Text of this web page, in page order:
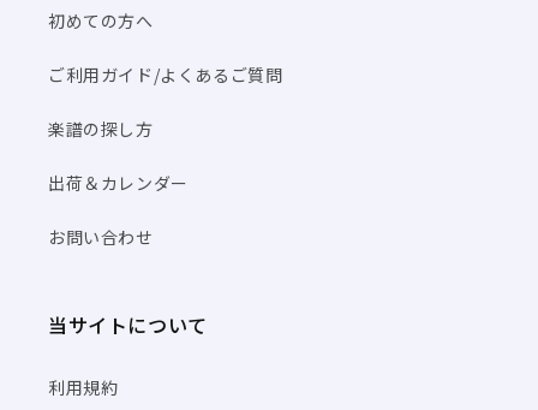
初めての方へ
ご利用ガイド/よくあるご質問
楽譜の探し方
出荷＆カレンダー
お問い合わせ
当サイトについて
利用規約